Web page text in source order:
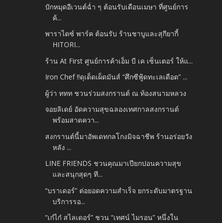
ปักหมุดอีเวนต์ฉ่ำ ๆ ต้อนรับเดือนเมษา ที่ศูนย์การ
ค้...
พาราไดซ์ พาร์ค ต้อนรับ ร้านชาบูและสุกียากี้
HITORI...
ร้าน At First ศูนย์การค้าเอ็ม บี เค เซ็นเตอร์ ให้แ...
Iron Chef !!ดุเด็ดเผ็ดมันส์ “ศึกซีฟู้ดทะเลเดือด” ...
ผู้ว่า ททท ชวนร่วมสงกรานต์ ณ ท้องสนามหลวง
จอยลิเดย์ อัดความสุขฉลองเทศกาลสงกรานต์
พร้อมสาดควา...
สงกรานต์นี้มาอัพเดทกลโกงมิจฉาชีพ ร้านอร่อยวัง
หลัง ...
LINE FRIENDS ชวนคุณมาเปียกปอนความสุข
และสนุกสุดๆ ที...
“บราเดอร์” ต่อยอดความสำเร็จ ยกระดับมาตรฐาน
บริการรอ...
“เก๋ไก๋ สไลเดอร์” ชวน “เทศน์ ไมรอน” หนึ่งใน